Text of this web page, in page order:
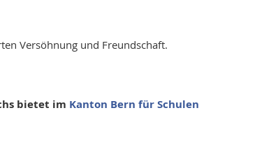
Versöhnung und Freundschaft.
bietet im Kanton Bern für Schulen